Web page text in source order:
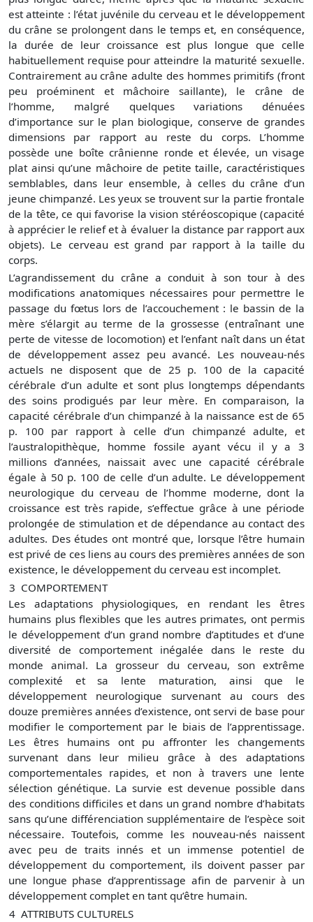
est atteinte : l’état juvénile du cerveau et le développement
du crâne se prolongent dans le temps et, en conséquence,
la durée de leur croissance est plus longue que celle
habituellement requise pour atteindre la maturité sexuelle.
Contrairement au crâne adulte des hommes primitifs (front
peu proéminent et mâchoire saillante), le crâne de
l’homme, malgré quelques variations dénuées
d’importance sur le plan biologique, conserve de grandes
dimensions par rapport au reste du corps. L’homme
possède une boîte crânienne ronde et élevée, un visage
plat ainsi qu’une mâchoire de petite taille, caractéristiques
semblables, dans leur ensemble, à celles du crâne d’un
jeune chimpanzé. Les yeux se trouvent sur la partie frontale
de la tête, ce qui favorise la vision stéréoscopique (capacité
à apprécier le relief et à évaluer la distance par rapport aux
objets). Le cerveau est grand par rapport à la taille du
corps.
L’agrandissement du crâne a conduit à son tour à des
modifications anatomiques nécessaires pour permettre le
passage du fœtus lors de l’accouchement : le bassin de la
mère s’élargit au terme de la grossesse (entraînant une
perte de vitesse de locomotion) et l’enfant naît dans un état
de développement assez peu avancé. Les nouveau-nés
actuels ne disposent que de 25 p. 100 de la capacité
cérébrale d’un adulte et sont plus longtemps dépendants
des soins prodigués par leur mère. En comparaison, la
capacité cérébrale d’un chimpanzé à la naissance est de 65
p. 100 par rapport à celle d’un chimpanzé adulte, et
l’australopithèque, homme fossile ayant vécu il y a 3
millions d’années, naissait avec une capacité cérébrale
égale à 50 p. 100 de celle d’un adulte. Le développement
neurologique du cerveau de l’homme moderne, dont la
croissance est très rapide, s’effectue grâce à une période
prolongée de stimulation et de dépendance au contact des
adultes. Des études ont montré que, lorsque l’être humain
est privé de ces liens au cours des premières années de son
existence, le développement du cerveau est incomplet.
3 COMPORTEMENT
Les adaptations physiologiques, en rendant les êtres
humains plus flexibles que les autres primates, ont permis
le développement d’un grand nombre d’aptitudes et d’une
diversité de comportement inégalée dans le reste du
monde animal. La grosseur du cerveau, son extrême
complexité et sa lente maturation, ainsi que le
développement neurologique survenant au cours des
douze premières années d’existence, ont servi de base pour
modifier le comportement par le biais de l’apprentissage.
Les êtres humains ont pu affronter les changements
survenant dans leur milieu grâce à des adaptations
comportementales rapides, et non à travers une lente
sélection génétique. La survie est devenue possible dans
des conditions difficiles et dans un grand nombre d’habitats
sans qu’une différenciation supplémentaire de l’espèce soit
nécessaire. Toutefois, comme les nouveau-nés naissent
avec peu de traits innés et un immense potentiel de
développement du comportement, ils doivent passer par
une longue phase d’apprentissage afin de parvenir à un
développement complet en tant qu’être humain.
4 ATTRIBUTS CULTURELS